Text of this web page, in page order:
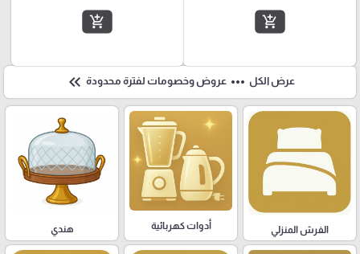
add_shopping_cart
add_shopping_cart
عرض الكل more_horiz عروض وخصومات لفترة محدودة keyboard_double_arrow_left
الفرش المنزلي أدوات كهربائية هندي